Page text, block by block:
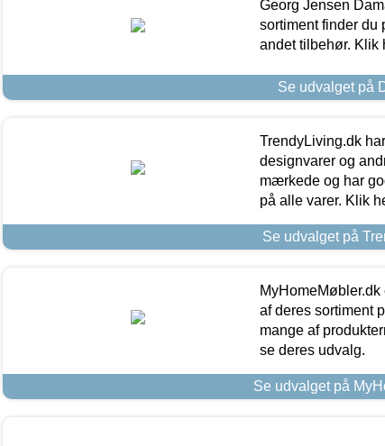
Georg Jensen
sortiment finder du
andet tilbehør. Klik
Se udvalget på
TrendyLiving.dk
designvarer og
mærkede og har
på alle varer. Klik
Se udvalget på
af deres sortiment
mange af
se deres udvalg.
Se udvalget på